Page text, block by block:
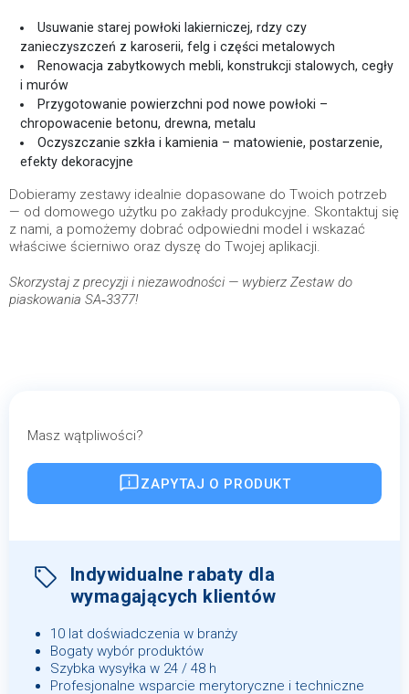
Usuwanie starej powłoki lakierniczej, rdzy czy
zanieczyszczeń z karoserii, felg i części metalowych
Renowacja zabytkowych mebli, konstrukcji stalowych, cegły
i murów
Przygotowanie powierzchni pod nowe powłoki –
chropowacenie betonu, drewna, metalu
Oczyszczanie szkła i kamienia – matowienie, postarzenie,
efekty dekoracyjne
Dobieramy zestawy idealnie dopasowane do Twoich potrzeb
— od domowego użytku po zakłady produkcyjne. Skontaktuj się
z nami, a pomożemy dobrać odpowiedni model i wskazać
właściwe ścierniwo oraz dyszę do Twojej aplikacji.
Skorzystaj z precyzji i niezawodności — wybierz Zestaw do
piaskowania SA‑3377!
Masz wątpliwości?
ZAPYTAJ O PRODUKT
Indywidualne rabaty dla
wymagających klientów
10 lat doświadczenia w branży
Bogaty wybór produktów
Szybka wysyłka w 24 / 48 h
Profesjonalne wsparcie merytoryczne i techniczne